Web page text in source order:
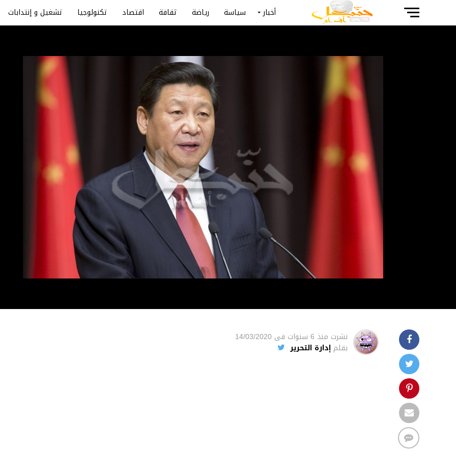
أخبار سياسة رياضة ثقافة اقتصاد تكنولوجيا تشغيل و إنتدابات
نشرت منذ 6 سنوات فى 14/03/2020
بقلم إدارة التحرير